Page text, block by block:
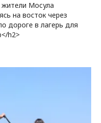
Мосула
на восток через
дороге в лагерь для
h2>